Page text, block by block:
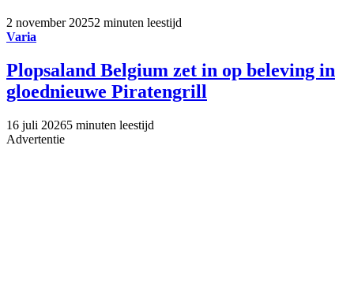
2 november 20252 minuten leestijd
Varia
Plopsaland Belgium zet in op beleving in
gloednieuwe Piratengrill
16 juli 20265 minuten leestijd
Advertentie